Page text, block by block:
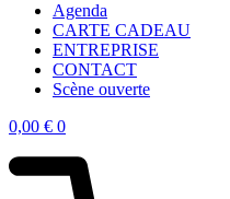
Agenda
CARTE CADEAU
ENTREPRISE
CONTACT
Scène ouverte
0,00 € 0